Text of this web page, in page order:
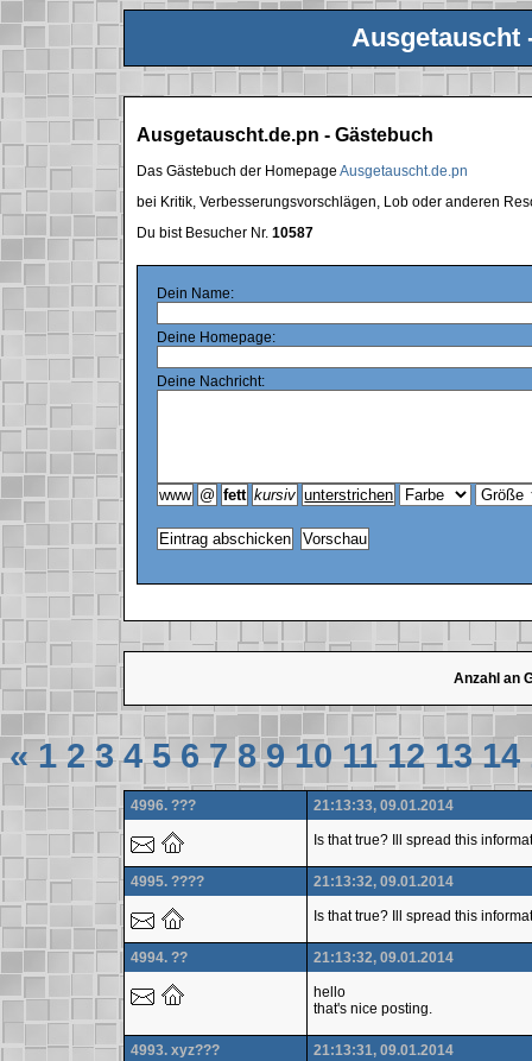
Ausgetauscht
Ausgetauscht.de.pn - Gästebuch
Das Gästebuch der HomepageAusgetauscht.de.pn
bei Kritik, Verbesserungsvorschlägen, Lob oder anderen
Du bist Besucher Nr.10587
Dein Name:
Deine Homepage:
Deine Nachricht:
Anzahl an
« 1 2 3 4 5 6 7 8 9 10 11 12 13 14
4996. ??? 21:13:33, 09.01.2014
Is that true? Ill spread this
4995. ???? 21:13:32, 09.01.2014
Is that true? Ill spread this
4994. ?? 21:13:32, 09.01.2014
hello
that's nice posting.
4993. xyz??? 21:13:31, 09.01.2014